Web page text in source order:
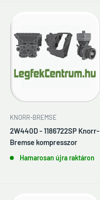
KNORR-BREMSE
2W440D - 1186722SP Knorr-
Bremse kompresszor
Hamarosan újra raktáron